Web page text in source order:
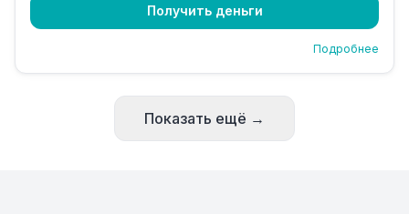
Получить деньги
Подробнее
Показать ещё →